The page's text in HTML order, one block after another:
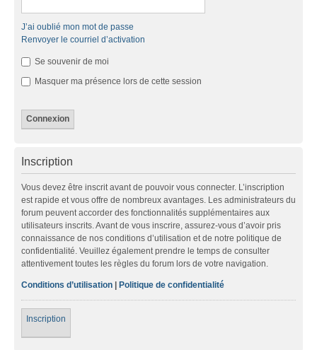
J’ai oublié mon mot de passe
Renvoyer le courriel d’activation
Se souvenir de moi
Masquer ma présence lors de cette session
Inscription
Vous devez être inscrit avant de pouvoir vous connecter. L’inscription
est rapide et vous offre de nombreux avantages. Les administrateurs du
forum peuvent accorder des fonctionnalités supplémentaires aux
utilisateurs inscrits. Avant de vous inscrire, assurez-vous d’avoir pris
connaissance de nos conditions d’utilisation et de notre politique de
confidentialité. Veuillez également prendre le temps de consulter
attentivement toutes les règles du forum lors de votre navigation.
Conditions d’utilisation | Politique de confidentialité
Inscription